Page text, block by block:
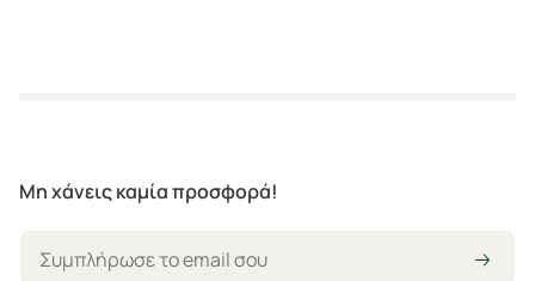
Μη χάνεις καμία προσφορά!